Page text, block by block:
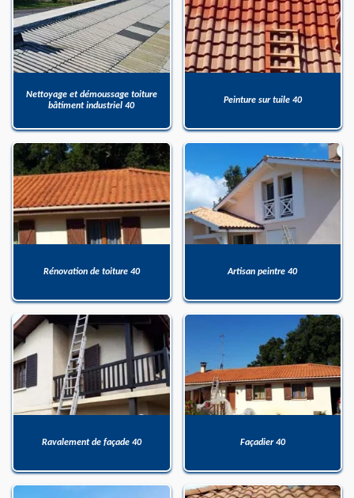
Nettoyage et démoussage toiture
bâtiment industriel 40
Peinture sur tuile 40
Rénovation de toiture 40 Artisan peintre 40
Ravalement de façade 40 Façadier 40